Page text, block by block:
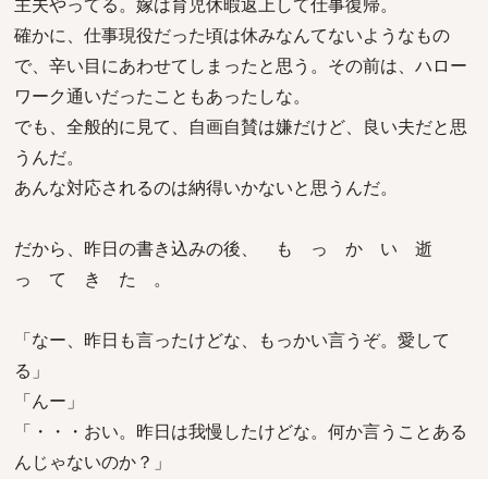
確かに、仕事現役だった頃は休みなんてないようなもの
で、辛い目にあわせてしまったと思う。その前は、ハロー
ワーク通いだったこともあったしな。
でも、全般的に見て、自画自賛は嫌だけど、良い夫だと思
うんだ。
あんな対応されるのは納得いかないと思うんだ。
だから、昨日の書き込みの後、 も っ か い 逝
っ て き た 。
「なー、昨日も言ったけどな、もっかい言うぞ。愛して
る」
「んー」
「・・・おい。昨日は我慢したけどな。何か言うことある
んじゃないのか？」